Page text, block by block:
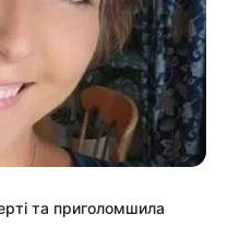
та приголомшила